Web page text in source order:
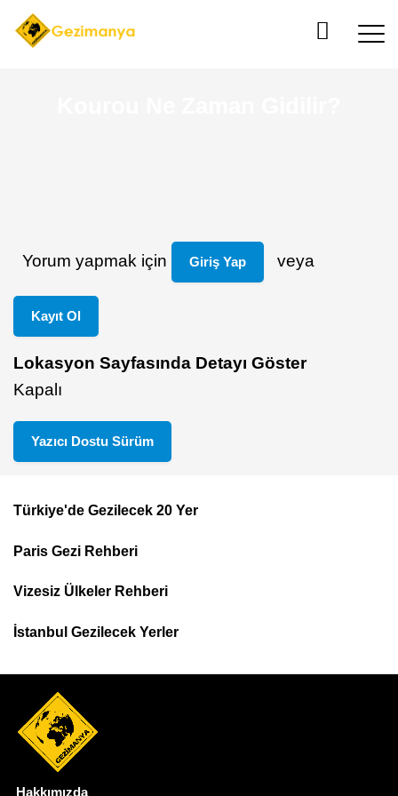
Yorum yapmak için Giriş Yap veya
Kayıt Ol
Lokasyon Sayfasında Detayı Göster
Kapalı
Yazıcı Dostu Sürüm
Footer
Top
Menu
Türkiye'de Gezilecek 20 Yer
Paris Gezi Rehberi
Vizesiz Ülkeler Rehberi
İstanbul Gezilecek Yerler
Hakkımızda